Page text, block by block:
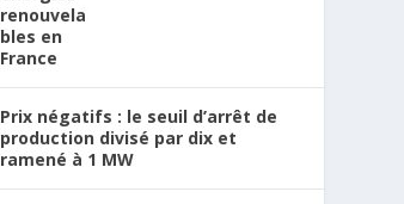
Prix négatifs : le seuil d’arrêt de
production divisé par dix et
ramené à 1 MW